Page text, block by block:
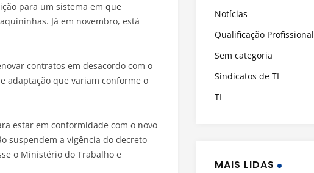
para um sistema em que
Já em novembro, está
contratos em desacordo com o
adaptação que variam conforme o
estar em conformidade com o novo
suspendem a vigência do decreto
o Ministério do Trabalho e
Notícias
Qualificação Profissional
Sem categoria
Sindicatos de TI
TI
MAIS LIDAS